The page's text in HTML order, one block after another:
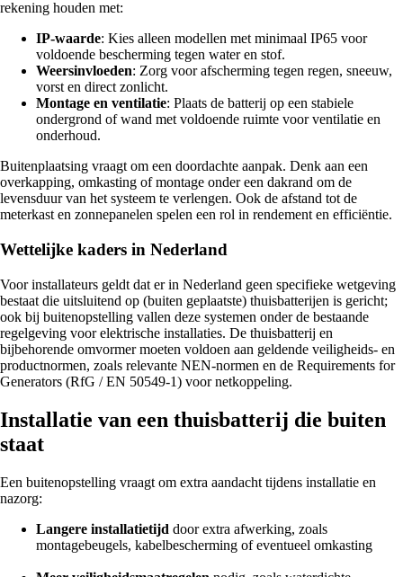
rekening houden met:
IP-waarde: Kies alleen modellen met minimaal IP65 voor
voldoende bescherming tegen water en stof.
Weersinvloeden: Zorg voor afscherming tegen regen, sneeuw,
vorst en direct zonlicht.
Montage en ventilatie: Plaats de batterij op een stabiele
ondergrond of wand met voldoende ruimte voor ventilatie en
onderhoud.
Buitenplaatsing vraagt om een doordachte aanpak. Denk aan een
overkapping, omkasting of montage onder een dakrand om de
levensduur van het systeem te verlengen. Ook de afstand tot de
meterkast en zonnepanelen spelen een rol in rendement en efficiëntie.
Wettelijke kaders in Nederland
Voor installateurs geldt dat er in Nederland geen specifieke wetgeving
bestaat die uitsluitend op (buiten geplaatste) thuisbatterijen is gericht;
ook bij buitenopstelling vallen deze systemen onder de bestaande
regelgeving voor elektrische installaties. De thuisbatterij en
bijbehorende omvormer moeten voldoen aan geldende veiligheids- en
productnormen, zoals relevante NEN-normen en de Requirements for
Generators (RfG / EN 50549-1) voor netkoppeling.
Installatie van een thuisbatterij die buiten
staat
Een buitenopstelling vraagt om extra aandacht tijdens installatie en
nazorg:
Langere installatietijd door extra afwerking, zoals
montagebeugels, kabelbescherming of eventueel omkasting